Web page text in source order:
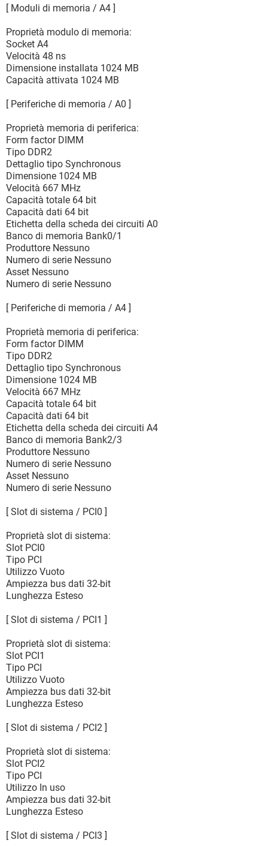
[ Moduli di memoria / A4 ]
Proprietà modulo di memoria:
Socket A4
Velocità 48 ns
Dimensione installata 1024 MB
Capacità attivata 1024 MB
[ Periferiche di memoria / A0 ]
Proprietà memoria di periferica:
Form factor DIMM
Tipo DDR2
Dettaglio tipo Synchronous
Dimensione 1024 MB
Velocità 667 MHz
Capacità totale 64 bit
Capacità dati 64 bit
Etichetta della scheda dei circuiti A0
Banco di memoria Bank0/1
Produttore Nessuno
Numero di serie Nessuno
Asset Nessuno
Numero di serie Nessuno
[ Periferiche di memoria / A4 ]
Proprietà memoria di periferica:
Form factor DIMM
Tipo DDR2
Dettaglio tipo Synchronous
Dimensione 1024 MB
Velocità 667 MHz
Capacità totale 64 bit
Capacità dati 64 bit
Etichetta della scheda dei circuiti A4
Banco di memoria Bank2/3
Produttore Nessuno
Numero di serie Nessuno
Asset Nessuno
Numero di serie Nessuno
[ Slot di sistema / PCI0 ]
Proprietà slot di sistema:
Slot PCI0
Tipo PCI
Utilizzo Vuoto
Ampiezza bus dati 32-bit
Lunghezza Esteso
[ Slot di sistema / PCI1 ]
Proprietà slot di sistema:
Slot PCI1
Tipo PCI
Utilizzo Vuoto
Ampiezza bus dati 32-bit
Lunghezza Esteso
[ Slot di sistema / PCI2 ]
Proprietà slot di sistema:
Slot PCI2
Tipo PCI
Utilizzo In uso
Ampiezza bus dati 32-bit
Lunghezza Esteso
[ Slot di sistema / PCI3 ]